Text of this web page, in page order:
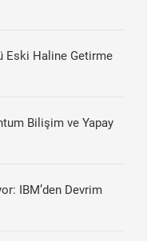
Eski Haline Getirme
Bilişim ve Yapay
IBM’den Devrim